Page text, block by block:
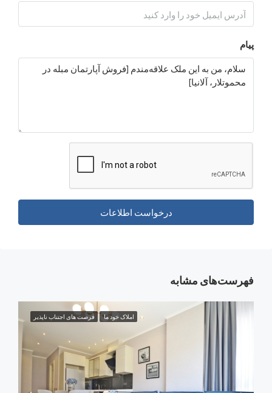
درخواست اطلاعات
مشابه
املاک خود ما فرصت های اجتناب ناپذیر